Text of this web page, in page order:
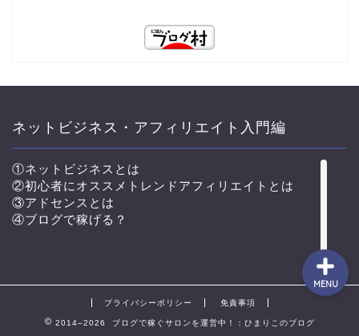
ネットビジネス・アフィリエイト入門編
①ネットビジネスとは
②初心者にオススメトレンドアフィリエイトとは
③アドセンスとは
④ブログで稼げる？
プライバシーポリシー 免責事項
2014–2026 ブログで稼ぐサロンを運営中！：ひまりこのブログ
MENU
コンサルと独自教材につい